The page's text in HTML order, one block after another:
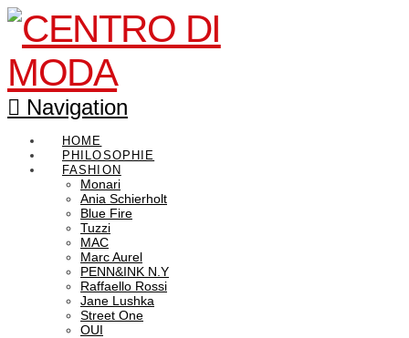
Navigation
HOME
PHILOSOPHIE
FASHION
Monari
Ania Schierholt
Blue Fire
Tuzzi
MAC
Marc Aurel
PENN&INK N.Y
Raffaello Rossi
Jane Lushka
Street One
OUI